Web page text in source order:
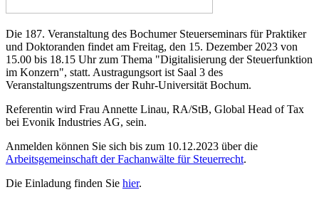
Die 187. Veranstaltung des Bochumer Steuerseminars für Praktiker
und Doktoranden findet am Freitag, den 15. Dezember 2023 von
15.00 bis 18.15 Uhr zum Thema "Digitalisierung der Steuerfunktion
im Konzern", statt. Austragungsort ist Saal 3 des
Veranstaltungszentrums der Ruhr-Universität Bochum.
Referentin wird Frau Annette Linau, RA/StB, Global Head of Tax
bei Evonik Industries AG, sein.
Anmelden können Sie sich bis zum 10.12.2023 über die
Arbeitsgemeinschaft der Fachanwälte für Steuerrecht.
Die Einladung finden Sie hier.